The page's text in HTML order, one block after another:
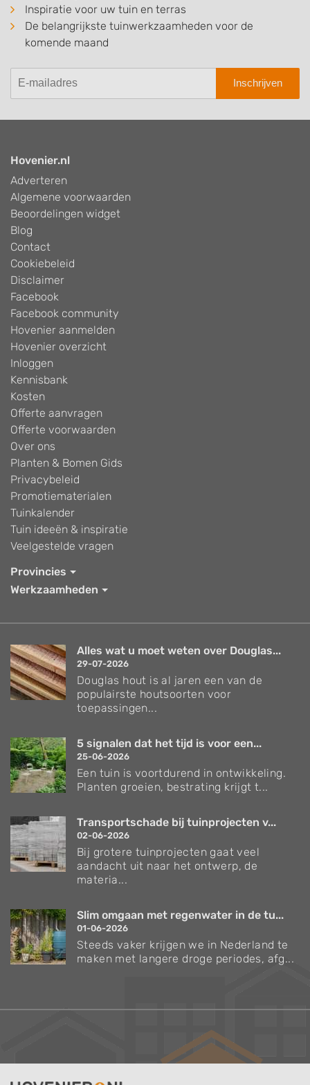
Inspiratie voor uw tuin en terras
De belangrijkste tuinwerkzaamheden voor de
komende maand
Inschrijven
Hovenier.nl
Adverteren
Algemene voorwaarden
Beoordelingen widget
Blog
Contact
Cookiebeleid
Disclaimer
Facebook
Facebook community
Hovenier aanmelden
Hovenier overzicht
Inloggen
Kennisbank
Kosten
Offerte aanvragen
Offerte voorwaarden
Over ons
Planten & Bomen Gids
Privacybeleid
Promotiematerialen
Tuinkalender
Tuin ideeën & inspiratie
Veelgestelde vragen
Provincies
Werkzaamheden
Alles wat u moet weten over Douglas...
29-07-2026
Douglas hout is al jaren een van de
populairste houtsoorten voor
toepassingen...
5 signalen dat het tijd is voor een...
25-06-2026
Een tuin is voortdurend in ontwikkeling.
Planten groeien, bestrating krijgt t...
Transportschade bij tuinprojecten v...
02-06-2026
Bij grotere tuinprojecten gaat veel
aandacht uit naar het ontwerp, de
materia...
Slim omgaan met regenwater in de tu...
01-06-2026
Steeds vaker krijgen we in Nederland te
maken met langere droge periodes, afg...
Verzorgingstips voor bomen en planten
Inspiratie voor uw tuin en terras
De belangrijkste tuinwerkzaamheden voor de